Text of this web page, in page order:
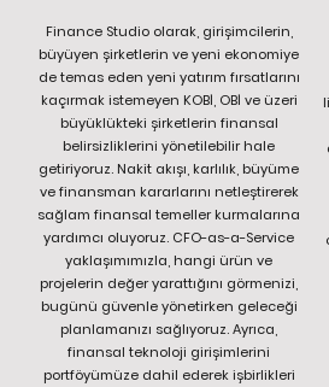
Finance Studio olarak, girişimcilerin,
büyüyen şirketlerin ve yeni ekonomiye
de temas eden yeni yatırım fırsatlarını
kaçırmak istemeyen KOBİ, OBİ ve üzeri
büyüklükteki şirketlerin finansal
belirsizliklerini yönetilebilir hale
getiriyoruz. Nakit akışı, karlılık, büyüme
ve finansman kararlarını netleştirerek
sağlam finansal temeller kurmalarına
yardımcı oluyoruz. CFO-as-a-Service
yaklaşımımızla, hangi ürün ve
projelerin değer yarattığını görmenizi,
bugünü güvenle yönetirken geleceği
planlamanızı sağlıyoruz. Ayrıca,
finansal teknoloji girişimlerini
portföyümüze dahil ederek işbirlikleri